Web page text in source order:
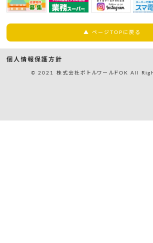
▲ ページTOPに戻る
個人情報保護方針
© 2021 株式会社ボトルワールドOK All